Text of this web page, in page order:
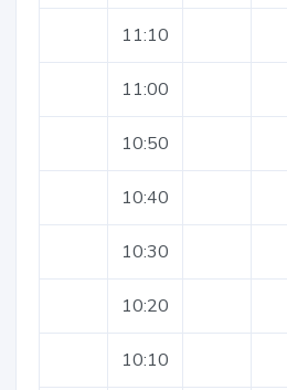
11:10
11:00
10:50
10:40
10:30
10:20
10:10